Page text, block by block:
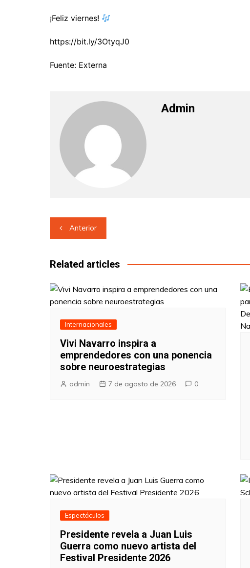
¡Feliz viernes!
https://bit.ly/3OtyqJ0
Fuente: Externa
Admin
Navegación
de
entradas
Anterior
Related articles
Internacionales
Vivi Navarro inspira a
emprendedores con una ponencia
sobre neuroestrategias
admin 7 de agosto de 2026 0
Espectáculos
Presidente revela a Juan Luis
Guerra como nuevo artista del
Festival Presidente 2026